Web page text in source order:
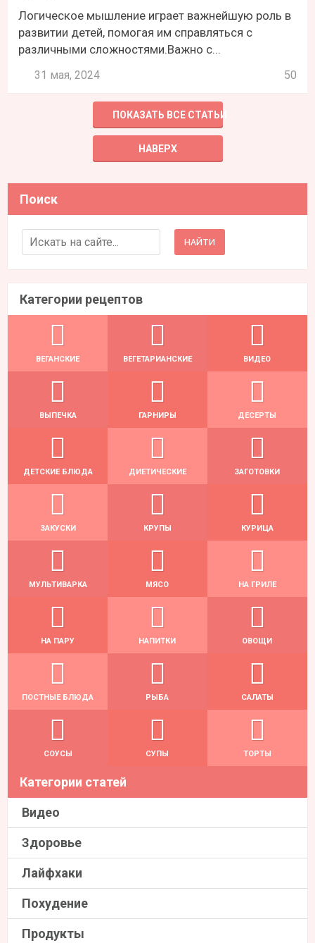
Логическое мышление играет важнейшую роль в
развитии детей, помогая им справляться с
различными сложностями.Важно с...
31 мая, 2024 50
ПОКАЗАТЬ ВСЕ СТАТЬИ
НАВЕРХ
Поиск
Search for:
Категории рецептов
ВЕГАНСКИЕ ВЕГЕТАРИАНСКИЕ ВИДЕО
ВЫПЕЧКА ГАРНИРЫ ДЕСЕРТЫ
ДЕТСКИЕ БЛЮДА ДИЕТИЧЕСКИЕ ЗАГОТОВКИ
ЗАКУСКИ КРУПЫ КУРИЦА
МУЛЬТИВАРКА МЯСО НА ГРИЛЕ
НА ПАРУ НАПИТКИ ОВОЩИ
ПОСТНЫЕ БЛЮДА РЫБА САЛАТЫ
СОУСЫ СУПЫ ТОРТЫ
Категории статей
Видео
Здоровье
Лайфхаки
Похудение
Продукты